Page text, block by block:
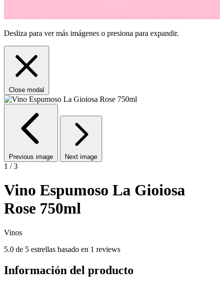
Desliza para ver más imágenes o presiona para expandir.
Close modal
Previous image Next image
1 / 3
Vino Espumoso La Gioiosa
Rose 750ml
Vinos
5.0 de 5 estrellas basado en 1 reviews
Información del producto